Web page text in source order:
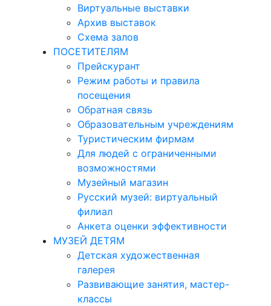
Виртуальные выставки
Архив выставок
Схема залов
ПОСЕТИТЕЛЯМ
Прейскурант
Режим работы и правила
посещения
Обратная связь
Образовательным учреждениям
Туристическим фирмам
Для людей с ограниченными
возможностями
Музейный магазин
Русский музей: виртуальный
филиал
Анкета оценки эффективности
МУЗЕЙ ДЕТЯМ
Детская художественная
галерея
Развивающие занятия, мастер-
классы